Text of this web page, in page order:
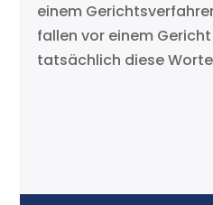
einem
fallen vor einem
tatsächlich diese